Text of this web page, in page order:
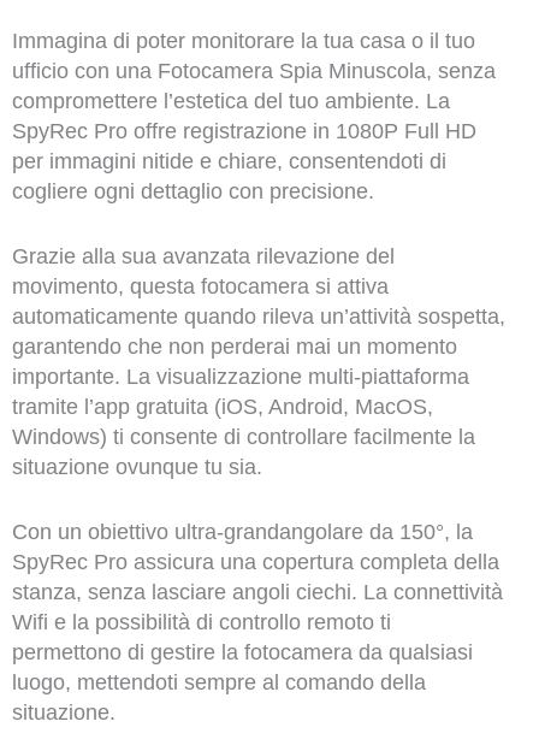
Immagina di poter monitorare la tua casa o il tuo
ufficio con una Fotocamera Spia Minuscola, senza
compromettere l’estetica del tuo ambiente. La
SpyRec Pro offre registrazione in 1080P Full HD
per immagini nitide e chiare, consentendoti di
cogliere ogni dettaglio con precisione.
Grazie alla sua avanzata rilevazione del
movimento, questa fotocamera si attiva
automaticamente quando rileva un’attività sospetta,
garantendo che non perderai mai un momento
importante. La visualizzazione multi-piattaforma
tramite l’app gratuita (iOS, Android, MacOS,
Windows) ti consente di controllare facilmente la
situazione ovunque tu sia.
Con un obiettivo ultra-grandangolare da 150°, la
SpyRec Pro assicura una copertura completa della
stanza, senza lasciare angoli ciechi. La connettività
Wifi e la possibilità di controllo remoto ti
permettono di gestire la fotocamera da qualsiasi
luogo, mettendoti sempre al comando della
situazione.